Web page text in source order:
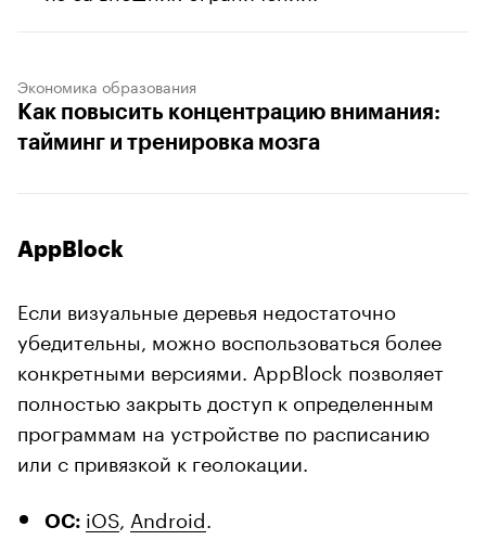
Экономика образования
Как повысить концентрацию внимания:
тайминг и тренировка мозга
AppBlock
Если визуальные деревья недостаточно
убедительны, можно воспользоваться более
конкретными версиями. AppBlock позволяет
полностью закрыть доступ к определенным
программам на устройстве по расписанию
или с привязкой к геолокации.
ОС: iOS Android